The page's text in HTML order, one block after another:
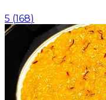
5 (168)